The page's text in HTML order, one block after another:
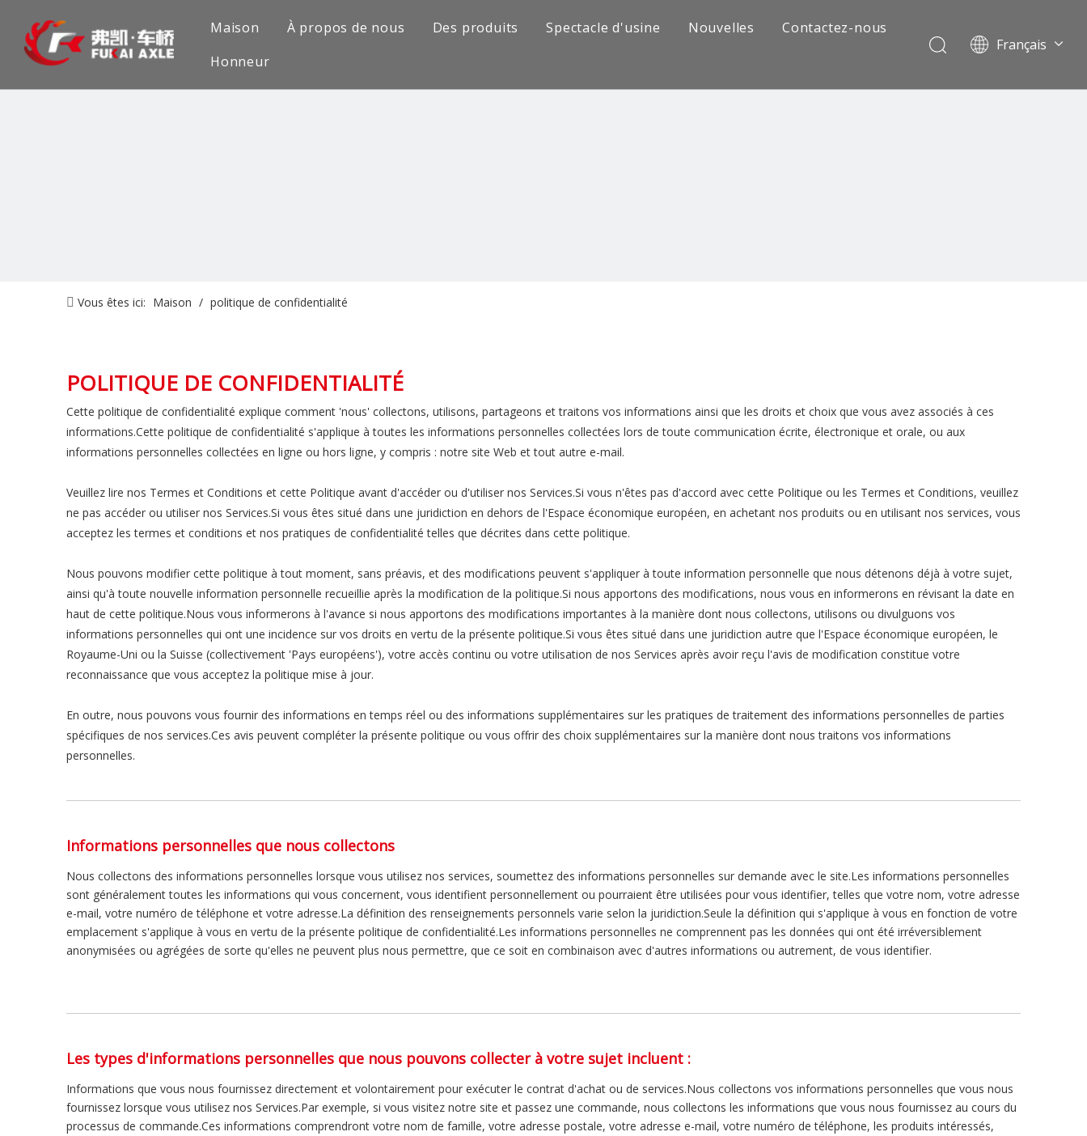
Maison À propos de nous Des produits Spectacle d'usine Nouvelles
Contactez-nous
Honneur
Français
Pусский
Vous êtes ici: Maison / politique de confidentialité
POLITIQUE DE CONFIDENTIALITÉ
Cette politique de confidentialité explique comment 'nous' collectons, utilisons, partageons et traitons vos informations ainsi que les droits et choix que vous avez associés à ces
informations.Cette politique de confidentialité s'applique à toutes les informations personnelles collectées lors de toute communication écrite, électronique et orale, ou aux
informations personnelles collectées en ligne ou hors ligne, y compris : notre site Web et tout autre e-mail.
Veuillez lire nos Termes et Conditions et cette Politique avant d'accéder ou d'utiliser nos Services.Si vous n'êtes pas d'accord avec cette Politique ou les Termes et Conditions, veuillez
ne pas accéder ou utiliser nos Services.Si vous êtes situé dans une juridiction en dehors de l'Espace économique européen, en achetant nos produits ou en utilisant nos services, vous
acceptez les termes et conditions et nos pratiques de confidentialité telles que décrites dans cette politique.
Nous pouvons modifier cette politique à tout moment, sans préavis, et des modifications peuvent s'appliquer à toute information personnelle que nous détenons déjà à votre sujet,
ainsi qu'à toute nouvelle information personnelle recueillie après la modification de la politique.Si nous apportons des modifications, nous vous en informerons en révisant la date en
haut de cette politique.Nous vous informerons à l'avance si nous apportons des modifications importantes à la manière dont nous collectons, utilisons ou divulguons vos
informations personnelles qui ont une incidence sur vos droits en vertu de la présente politique.Si vous êtes situé dans une juridiction autre que l'Espace économique européen, le
Royaume-Uni ou la Suisse (collectivement 'Pays européens'), votre accès continu ou votre utilisation de nos Services après avoir reçu l'avis de modification constitue votre
reconnaissance que vous acceptez la politique mise à jour.
En outre, nous pouvons vous fournir des informations en temps réel ou des informations supplémentaires sur les pratiques de traitement des informations personnelles de parties
spécifiques de nos services.Ces avis peuvent compléter la présente politique ou vous offrir des choix supplémentaires sur la manière dont nous traitons vos informations
personnelles.
Informations personnelles que nous collectons
Nous collectons des informations personnelles lorsque vous utilisez nos services, soumettez des informations personnelles sur demande avec le site.Les informations personnelles
sont généralement toutes les informations qui vous concernent, vous identifient personnellement ou pourraient être utilisées pour vous identifier, telles que votre nom, votre adresse
e-mail, votre numéro de téléphone et votre adresse.La définition des renseignements personnels varie selon la juridiction.Seule la définition qui s'applique à vous en fonction de votre
emplacement s'applique à vous en vertu de la présente politique de confidentialité.Les informations personnelles ne comprennent pas les données qui ont été irréversiblement
anonymisées ou agrégées de sorte qu'elles ne peuvent plus nous permettre, que ce soit en combinaison avec d'autres informations ou autrement, de vous identifier.
Les types d'informations personnelles que nous pouvons collecter à votre sujet incluent :
Informations que vous nous fournissez directement et volontairement pour exécuter le contrat d'achat ou de services.Nous collectons vos informations personnelles que vous nous
fournissez lorsque vous utilisez nos Services.Par exemple, si vous visitez notre site et passez une commande, nous collectons les informations que vous nous fournissez au cours du
processus de commande.Ces informations comprendront votre nom de famille, votre adresse postale, votre adresse e-mail, votre numéro de téléphone, les produits intéressés,